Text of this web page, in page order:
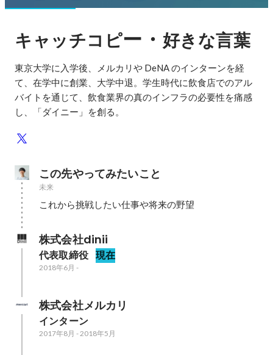
キャッチコピー・ 好きな言葉
東京大学に入学後、メルカリや DeNA のインターンを経
て、在学中に創業、大学中退。学生時代に飲食店でのアル
バイトを通じて、飲食業界の真のインフラの必要性を痛感
し、「ダイニー」を創る。
この先やってみたいこと
未来
これから挑戦したい仕事や将来の野望
株式会社dinii
代表取締役 現在
2018年6月 -
株式会社メルカリ
インターン
2017年8月 -2018年5月